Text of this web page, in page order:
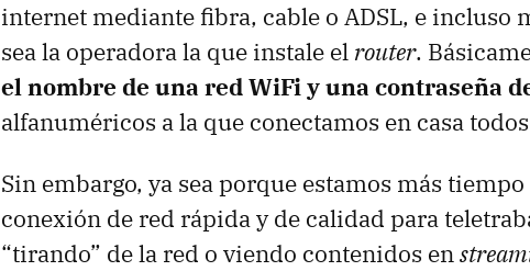
internet mediante fibra, cable o ADSL, e incluso
sea la operadora la que instale el router.
el nombre de una red WiFi y una contraseña
alfanuméricos a la que conectamos en casa
Sin embargo, ya sea porque estamos más
conexión de red rápida y de calidad para
“tirando” de la red o viendo contenidos en